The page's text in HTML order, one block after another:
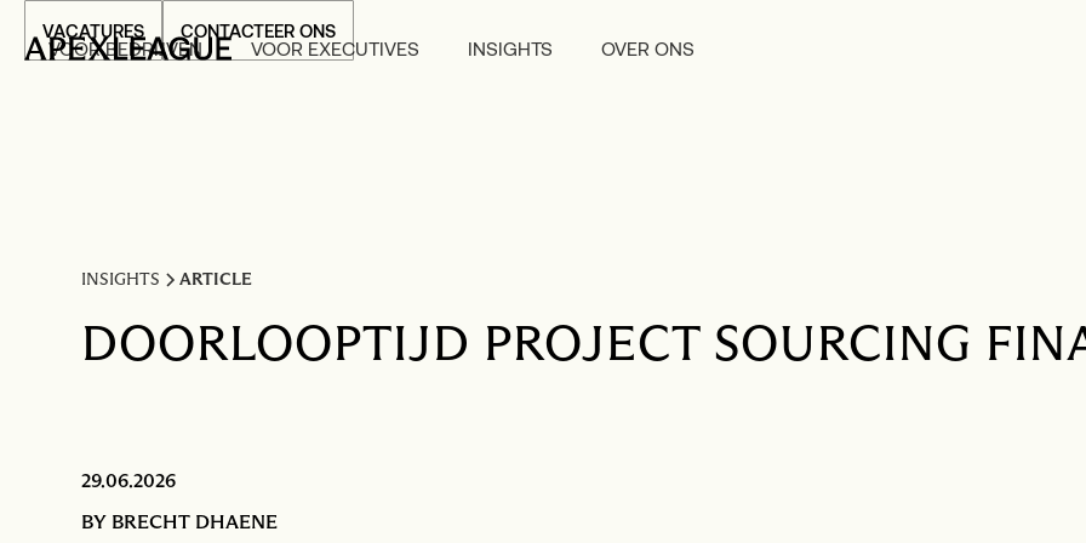
VOOR BEDRIJVEN VOOR EXECUTIVES INSIGHTS OVER ONS
VACATURES CONTACTEER ONS
INSIGHTS ARTICLE
DOORLOOPTIJD PROJECT SOURCING
29.06.2026
BY BRECHT DHAENE